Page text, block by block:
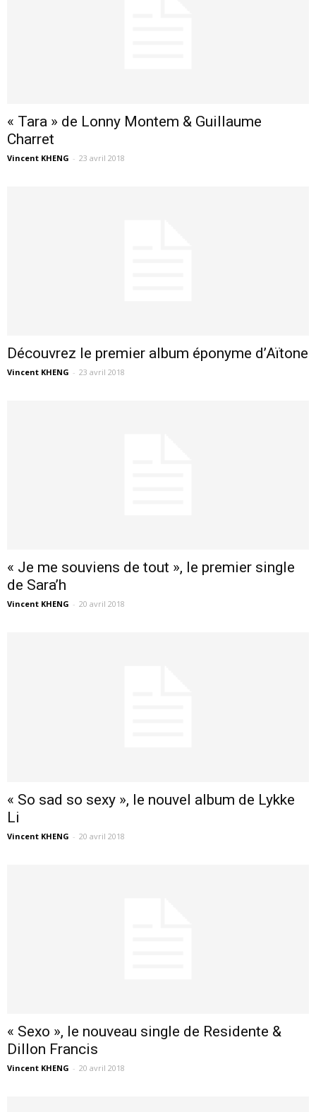
« Tara » de Lonny Montem & Guillaume
Charret
Vincent KHENG - 23 avril 2018
Découvrez le premier album éponyme d’Aïtone
Vincent KHENG - 23 avril 2018
« Je me souviens de tout », le premier single
de Sara’h
Vincent KHENG - 20 avril 2018
« So sad so sexy », le nouvel album de Lykke
Li
Vincent KHENG - 20 avril 2018
« Sexo », le nouveau single de Residente &
Dillon Francis
Vincent KHENG - 20 avril 2018